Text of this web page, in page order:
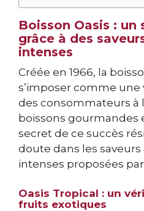
Boisson Oasis :
grâce à des
intenses
Créée en 1966, la
s’imposer comme une
des consommateurs à
boissons gourmandes
secret de ce succès
doute dans les
intenses proposées
Oasis Tropical : un
fruits exotiques